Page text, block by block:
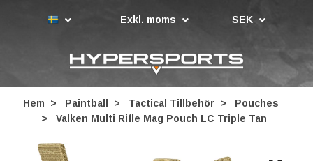
Exkl. moms SEK
Hem Paintball Tactical Tillbehör
Pouches
Valken Multi Rifle Mag Pouch LC Triple Tan